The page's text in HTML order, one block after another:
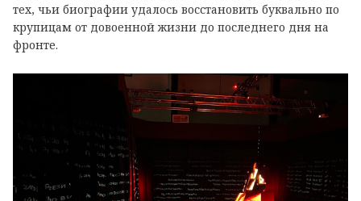
тех, чьи биографии удалось восстановить буквально по
крупицам от довоенной жизни до последнего дня на
фронте.